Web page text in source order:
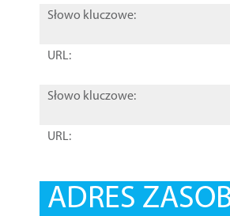
Słowo kluczowe:
URL:
Słowo kluczowe:
URL:
ADRES